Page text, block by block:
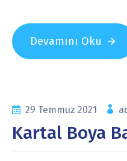
Devamını Oku
29 Temmuz 2021
Kartal Boya